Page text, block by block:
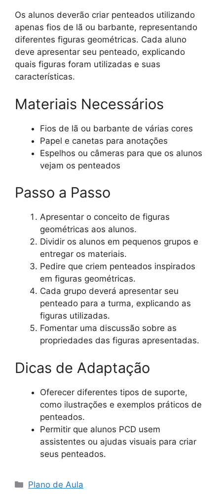
Os alunos deverão criar penteados utilizando
apenas fios de lã ou barbante, representando
diferentes figuras geométricas. Cada aluno
deve apresentar seu penteado, explicando
quais figuras foram utilizadas e suas
características.
Materiais Necessários
Fios de lã ou barbante de várias cores
Papel e canetas para anotações
Espelhos ou câmeras para que os alunos
vejam os penteados
Passo a Passo
Apresentar o conceito de figuras
geométricas aos alunos.
Dividir os alunos em pequenos grupos e
entregar os materiais.
Pedire que criem penteados inspirados
em figuras geométricas.
Cada grupo deverá apresentar seu
penteado para a turma, explicando as
figuras utilizadas.
Fomentar uma discussão sobre as
propriedades das figuras apresentadas.
Dicas de Adaptação
Oferecer diferentes tipos de suporte,
como ilustrações e exemplos práticos de
penteados.
Permitir que alunos PCD usem
assistentes ou ajudas visuais para criar
seus penteados.
Categorias
Plano de Aula